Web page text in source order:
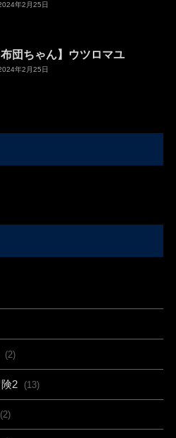
年2月25日
布団ちゃん】ウツロマユ
年2月25日
(2)
2 (13)
(2)